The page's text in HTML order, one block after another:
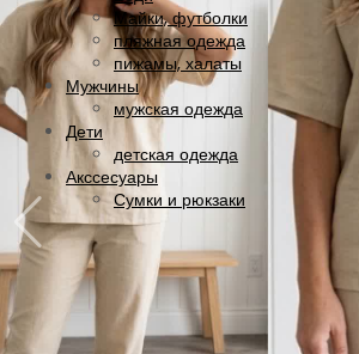
Майки, футболки
пляжная одежда
пижамы, халаты
Мужчины
мужская одежда
Дети
детская одежда
Акссесуары
Сумки и рюкзаки